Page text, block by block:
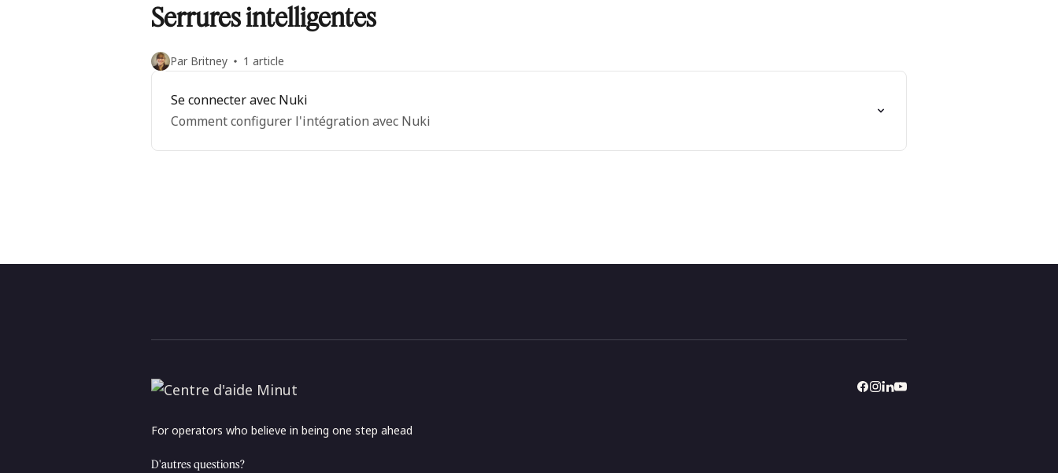
Serrures intelligentes
Par Britney 1 article
Se connecter avec Nuki
Comment configurer l'intégration avec Nuki
For operators who believe in being one step ahead
D'autres questions?